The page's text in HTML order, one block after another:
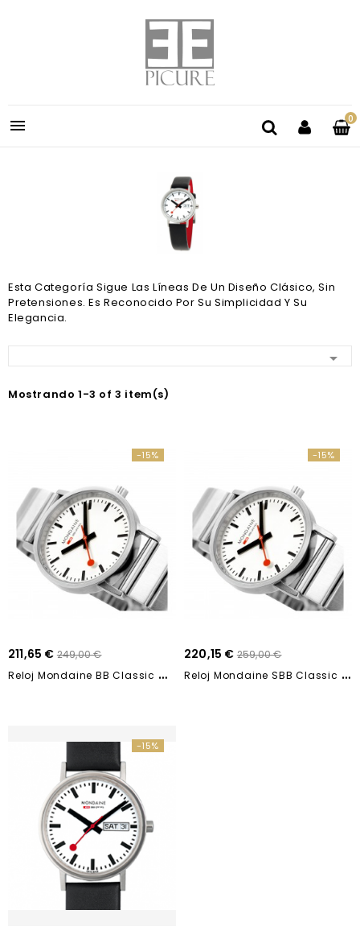
 0
Esta Categoría Sigue Las Líneas De Un Diseño Clásico, Sin
Pretensiones. Es Reconocido Por Su Simplicidad Y Su
Elegancia.

Mostrando 1-3 of 3 item(s)
-15%
211,65 € 249,00 €
R
Eloj Mondaine BB Classic Metal - Acero Mate...
-15%
220,15 € 259,00 €
R
Eloj Mondaine SBB Classic Metal - Acero Mate...
-15%